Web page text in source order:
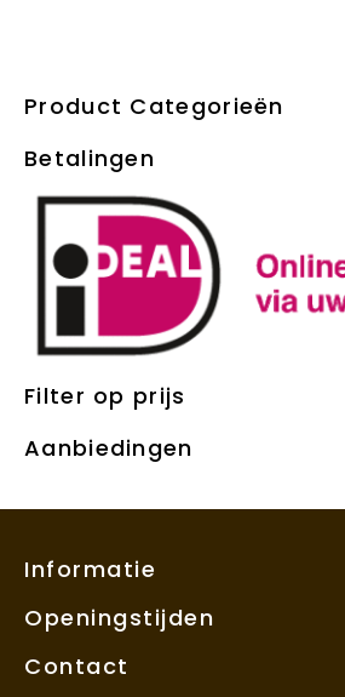
Product Categorieën
Betalingen
Filter op prijs
Aanbiedingen
Informatie
Openingstijden
Contact